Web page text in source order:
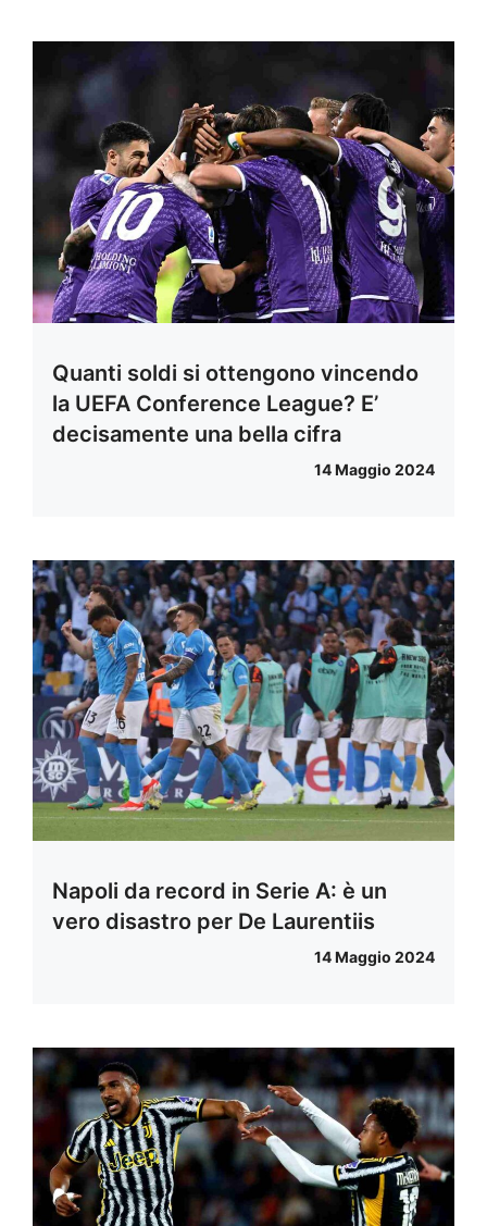
Quanti soldi si ottengono vincendo
la UEFA Conference League? E’
decisamente una bella cifra
14 Maggio 2024
Napoli da record in Serie A: è un
vero disastro per De Laurentiis
14 Maggio 2024